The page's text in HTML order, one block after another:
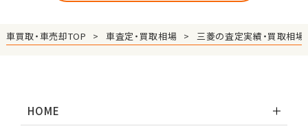
車買取・車売却TOP 車査定・買取相場 三菱の査定実績・買取相場
HOME